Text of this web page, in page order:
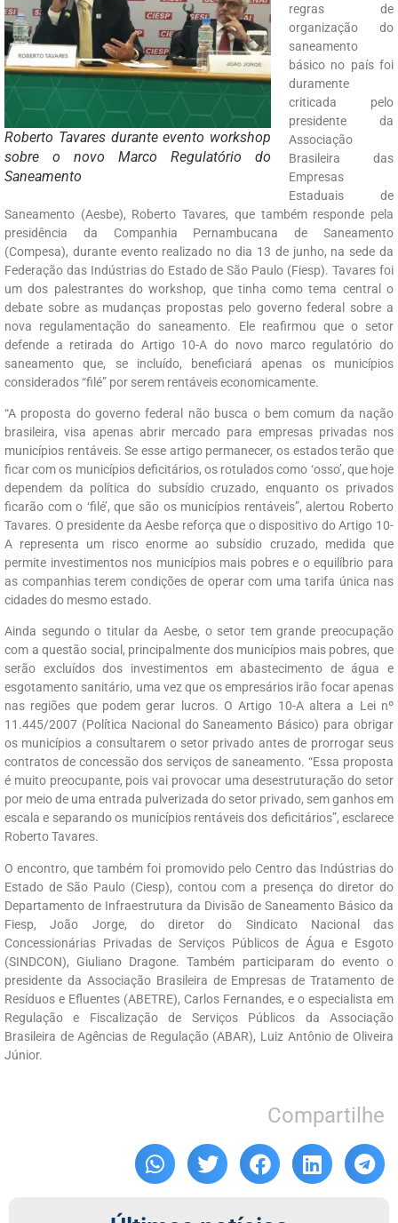
Roberto Tavares durante evento workshop
sobre o novo Marco Regulatório do
Saneamento
regras de
organização do
saneamento
básico no país foi
duramente
criticada pelo
presidente da
Associação
Brasileira das
Empresas
Estaduais de
Saneamento (Aesbe), Roberto Tavares, que também responde pela
presidência da Companhia Pernambucana de Saneamento
(Compesa), durante evento realizado no dia 13 de junho, na sede da
Federação das Indústrias do Estado de São Paulo (Fiesp). Tavares foi
um dos palestrantes do workshop, que tinha como tema central o
debate sobre as mudanças propostas pelo governo federal sobre a
nova regulamentação do saneamento. Ele reafirmou que o setor
defende a retirada do Artigo 10-A do novo marco regulatório do
saneamento que, se incluído, beneficiará apenas os municípios
considerados “filé” por serem rentáveis economicamente.
“A proposta do governo federal não busca o bem comum da nação
brasileira, visa apenas abrir mercado para empresas privadas nos
municípios rentáveis. Se esse artigo permanecer, os estados terão que
ficar com os municípios deficitários, os rotulados como ‘osso’, que hoje
dependem da política do subsídio cruzado, enquanto os privados
ficarão com o ‘filé’, que são os municípios rentáveis”, alertou Roberto
Tavares. O presidente da Aesbe reforça que o dispositivo do Artigo 10-
A representa um risco enorme ao subsídio cruzado, medida que
permite investimentos nos municípios mais pobres e o equilíbrio para
as companhias terem condições de operar com uma tarifa única nas
cidades do mesmo estado.
Ainda segundo o titular da Aesbe, o setor tem grande preocupação
com a questão social, principalmente dos municípios mais pobres, que
serão excluídos dos investimentos em abastecimento de água e
esgotamento sanitário, uma vez que os empresários irão focar apenas
nas regiões que podem gerar lucros. O Artigo 10-A altera a Lei nº
11.445/2007 (Política Nacional do Saneamento Básico) para obrigar
os municípios a consultarem o setor privado antes de prorrogar seus
contratos de concessão dos serviços de saneamento. “Essa proposta
é muito preocupante, pois vai provocar uma desestruturação do setor
por meio de uma entrada pulverizada do setor privado, sem ganhos em
escala e separando os municípios rentáveis dos deficitários”, esclarece
Roberto Tavares.
O encontro, que também foi promovido pelo Centro das Indústrias do
Estado de São Paulo (Ciesp), contou com a presença do diretor do
Departamento de Infraestrutura da Divisão de Saneamento Básico da
Fiesp, João Jorge, do diretor do Sindicato Nacional das
Concessionárias Privadas de Serviços Públicos de Água e Esgoto
(SINDCON), Giuliano Dragone. Também participaram do evento o
presidente da Associação Brasileira de Empresas de Tratamento de
Resíduos e Efluentes (ABETRE), Carlos Fernandes, e o especialista em
Regulação e Fiscalização de Serviços Públicos da Associação
Brasileira de Agências de Regulação (ABAR), Luiz Antônio de Oliveira
Júnior.
Compartilhe